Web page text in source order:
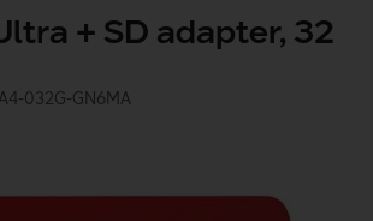
+ SD adapter, 32
032G-GN6MA